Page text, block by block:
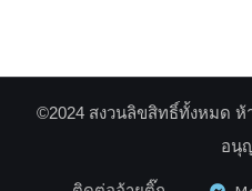
©2024 สงวนลิขสิทธิ์ทั้งหมด ห้
อนุ